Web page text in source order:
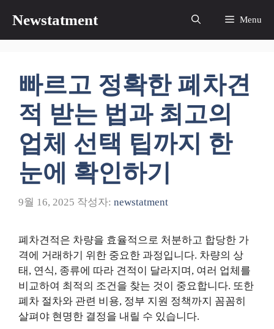
츠
Newstatment Menu
빠르고 정확한 폐차견
적 받는 법과 최고의
업체 선택 팁까지 한
눈에 확인하기
9월 16, 2025 작성자: newstatment
폐차견적은 차량을 효율적으로 처분하고 합당한 가
격에 거래하기 위한 중요한 과정입니다. 차량의 상
태, 연식, 종류에 따라 견적이 달라지며, 여러 업체를
비교하여 최적의 조건을 찾는 것이 중요합니다. 또한
폐차 절차와 관련 비용, 정부 지원 정책까지 꼼꼼히
살펴야 현명한 결정을 내릴 수 있습니다.